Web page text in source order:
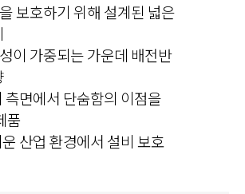
보호하기 위해 설계된 넓은
이 가중되는 가운데 배전반
측면에서 단숨함의 이점을
품
산업 환경에서 설비 보호